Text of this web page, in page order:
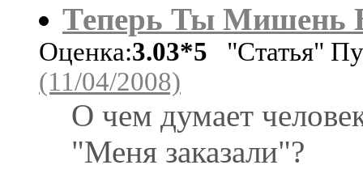
Теперь Ты Мишень
Оценка:3.03*5 "Статья"
(11/04/2008)
О чем думает
"Меня заказали"?